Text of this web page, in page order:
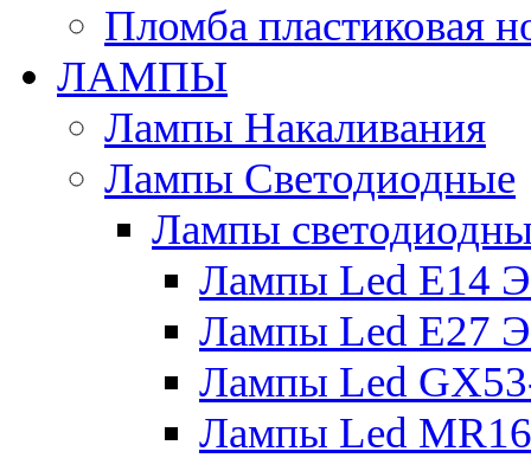
Пломба пластиковая
ЛАМПЫ
Лампы Накаливания
Лампы Светодиодные
Лампы
Лампы Led E14
Лампы Led E27
Лампы Led
Лампы Led